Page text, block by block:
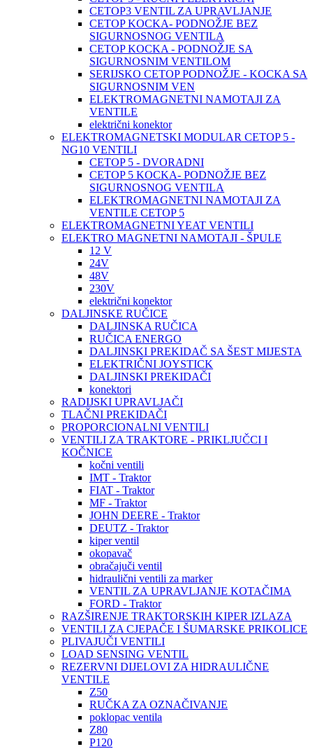
CETOP3 VENTIL ZA UPRAVLJANJE
CETOP KOCKA- PODNOŽJE BEZ
SIGURNOSNOG VENTILA
CETOP KOCKA - PODNOŽJE SA
SIGURNOSNIM VENTILOM
SERIJSKO CETOP PODNOŽJE - KOCKA SA
SIGURNOSNIM VEN
ELEKTROMAGNETNI NAMOTAJI ZA
VENTILE
električni konektor
ELEKTROMAGNETSKI MODULAR CETOP 5 -
NG10 VENTILI
CETOP 5 - DVORADNI
CETOP 5 KOCKA- PODNOŽJE BEZ
SIGURNOSNOG VENTILA
ELEKTROMAGNETNI NAMOTAJI ZA
VENTILE CETOP 5
ELEKTROMAGNETNI YEAT VENTILI
ELEKTRO MAGNETNI NAMOTAJI - ŠPULE
12 V
24V
48V
230V
električni konektor
DALJINSKE RUČICE
DALJINSKA RUČICA
RUČICA ENERGO
DALJINSKI PREKIDAČ SA ŠEST MIJESTA
ELEKTRIČNI JOYSTICK
DALJINSKI PREKIDAČI
konektori
RADIJSKI UPRAVLJAČI
TLAČNI PREKIDAČI
PROPORCIONALNI VENTILI
VENTILI ZA TRAKTORE - PRIKLJUČCI I
KOČNICE
kočni ventili
IMT - Traktor
FIAT - Traktor
MF - Traktor
JOHN DEERE - Traktor
DEUTZ - Traktor
kiper ventil
okopavač
obračajuči ventil
hidraulični ventili za marker
VENTIL ZA UPRAVLJANJE KOTAČIMA
FORD - Traktor
RAZŠIRENJE TRAKTORSKIH KIPER IZLAZA
VENTILI ZA CJEPAČE I ŠUMARSKE PRIKOLICE
PLIVAJUČI VENTILI
LOAD SENSING VENTIL
REZERVNI DIJELOVI ZA HIDRAULIČNE
VENTILE
Z50
RUČKA ZA OZNAČIVANJE
poklopac ventila
Z80
P120